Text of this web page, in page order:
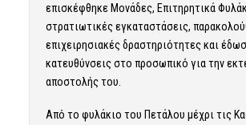
επισκέφθηκε Μονάδες, Επιτηρητικά
στρατιωτικές εγκαταστάσεις,
επιχειρησιακές δραστηριότητες και
κατευθύνσεις στο προσωπικό για την
αποστολής του.
Από το φυλάκιο του Πετάλου μέχρι τις